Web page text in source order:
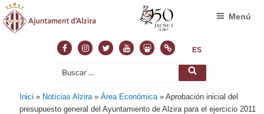
FacebookInstagram
TwitterYoutubeSlideshare
NormasES
Buscar
Buscar
Menú
Inici » Notícias Alzira »Área Económica »Aprobación inicial del
presupuesto general del Ayuntamiento de Alzira para el ejercicio 2011